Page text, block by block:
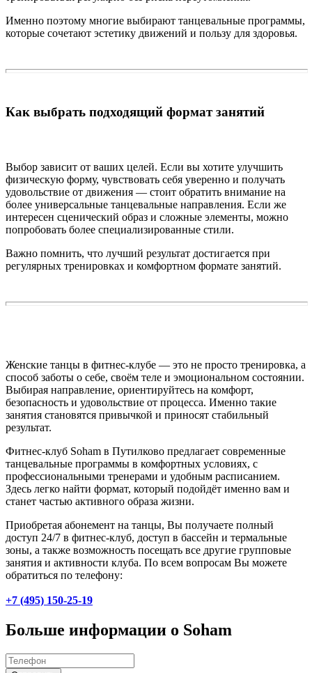
Именно поэтому многие выбирают танцевальные программы,
которые сочетают эстетику движений и пользу для здоровья.
Как выбрать подходящий формат занятий
Выбор зависит от ваших целей. Если вы хотите улучшить
физическую форму, чувствовать себя уверенно и получать
удовольствие от движения — стоит обратить внимание на
более универсальные танцевальные направления. Если же
интересен сценический образ и сложные элементы, можно
попробовать более специализированные стили.
Важно помнить, что лучший результат достигается при
регулярных тренировках и комфортном формате занятий.
Женские танцы в фитнес-клубе — это не просто тренировка, а
способ заботы о себе, своём теле и эмоциональном состоянии.
Выбирая направление, ориентируйтесь на комфорт,
безопасность и удовольствие от процесса. Именно такие
занятия становятся привычкой и приносят стабильный
результат.
Фитнес-клуб Soham в Путилково предлагает современные
танцевальные программы в комфортных условиях, с
профессиональными тренерами и удобным расписанием.
Здесь легко найти формат, который подойдёт именно вам и
станет частью активного образа жизни.
Приобретая абонемент на танцы, Вы получаете полный
доступ 24/7 в фитнес-клуб, доступ в бассейн и термальные
зоны, а также возможность посещать все другие групповые
занятия и активности клуба. По всем вопросам Вы можете
обратиться по телефону:
+7 (495) 150-25-19
Больше информации о Soham